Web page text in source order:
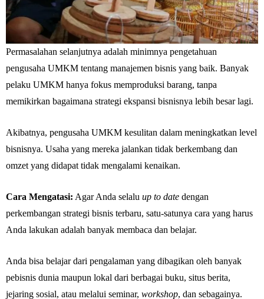
Permasalahan selanjutnya adalah minimnya pengetahuan
pengusaha UMKM tentang manajemen bisnis yang baik. Banyak
pelaku UMKM hanya fokus memproduksi barang, tanpa
memikirkan bagaimana strategi ekspansi bisnisnya lebih besar lagi.
Akibatnya, pengusaha UMKM kesulitan dalam meningkatkan level
bisnisnya. Usaha yang mereka jalankan tidak berkembang dan
omzet yang didapat tidak mengalami kenaikan.
Cara Mengatasi: Agar Anda selalu up to date dengan
perkembangan strategi bisnis terbaru, satu-satunya cara yang harus
Anda lakukan adalah banyak membaca dan belajar.
Anda bisa belajar dari pengalaman yang dibagikan oleh banyak
pebisnis dunia maupun lokal dari berbagai buku, situs berita,
jejaring sosial, atau melalui seminar, workshop, dan sebagainya.